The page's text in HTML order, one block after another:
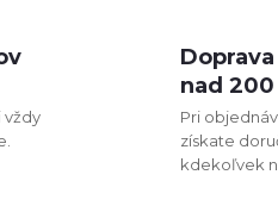
vždy
nad
Pri
získate
kdekoľvek